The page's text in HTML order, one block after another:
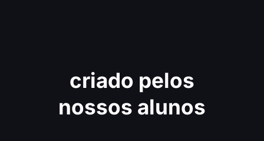
criado pelos
nossos alunos